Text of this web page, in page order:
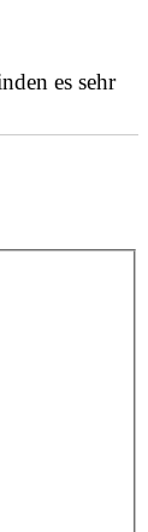
es sehr